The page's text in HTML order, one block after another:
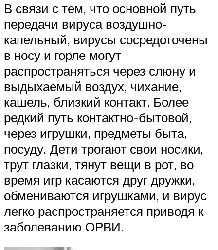
В связи с тем, что основной путь
передачи вируса воздушно-
капельный, вирусы сосредоточены
в носу и горле могут
распространяться через слюну и
выдыхаемый воздух, чихание,
кашель, близкий контакт. Более
редкий путь контактно-бытовой,
через игрушки, предметы быта,
посуду. Дети трогают свои носики,
трут глазки, тянут вещи в рот, во
время игр касаются друг дружки,
обмениваются игрушками, и вирус
легко распространяется приводя к
заболеванию ОРВИ.